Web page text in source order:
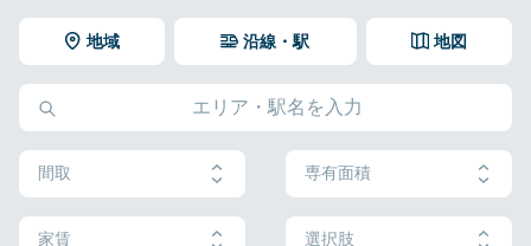
地域 地図
沿線・駅
間取 専有面積
家賃 選択肢